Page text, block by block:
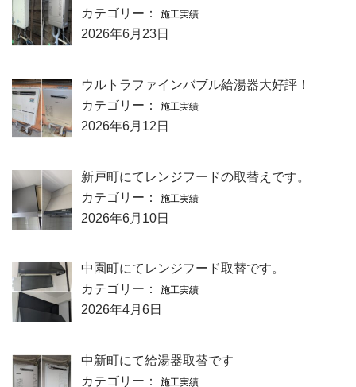
カテゴリー：
施工実績
2026年6月23日
ウルトラファインバブル給湯器大好評！
カテゴリー：
施工実績
2026年6月12日
新戸町にてレンジフードの取替えです。
カテゴリー：
施工実績
2026年6月10日
中園町にてレンジフード取替です。
カテゴリー：
施工実績
2026年4月6日
中新町にて給湯器取替です
カテゴリー：
施工実績